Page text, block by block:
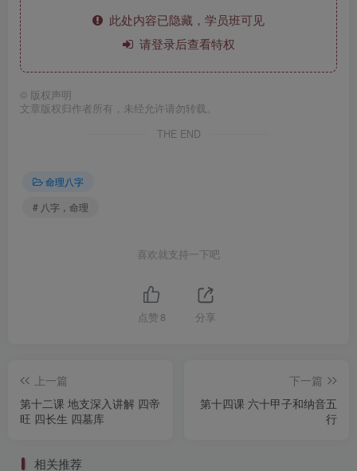
此处内容已隐藏，学员班可见
请登录后查看特权
© 版权声明
文章版权归作者所有，未经允许请勿转载。
THE END
命理八字
# 八字，命理
喜欢就支持一下吧
点赞 8 分享
上一篇
第十二课 地支深入讲解 四帝
旺 四长生 四墓库
下一篇
第十四课 六十甲子和纳音五
行
相关推荐